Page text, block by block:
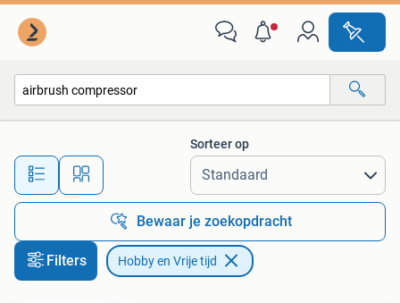
Alle afstanden…
Sorteer op
Bewaar je zoekopdracht
Filters Hobby en Vrije tijd